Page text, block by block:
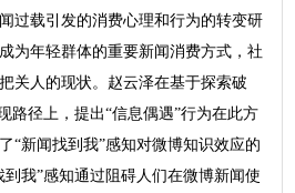
过载引发的消费心理和行为的转变研
为年轻群体的重要新闻消费方式，社
关人的现状。赵云泽在基于探索破
路径上，提出“信息偶遇”行为在此方
“新闻找到我”感知对微博知识效应的
我”感知通过阻碍人们在微博新闻使